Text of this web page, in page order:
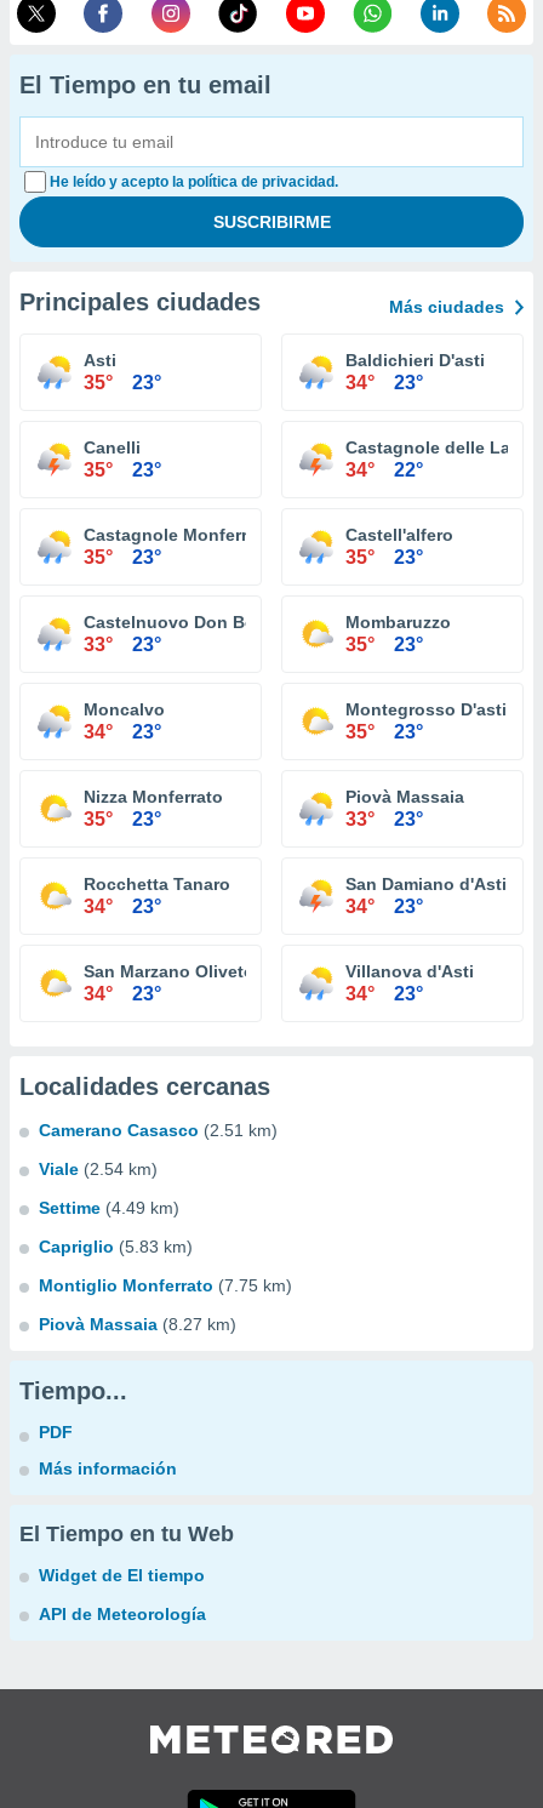
El Tiempo en tu email
He leído y acepto la política de privacidad.
Principales ciudades Más ciudades
Asti
35° 23°
Baldichieri D'asti
34° 23°
Canelli
35° 23°
Castagnole delle Lanze
34° 22°
Castagnole Monferrato
35° 23°
Castell'alfero
35° 23°
Castelnuovo Don Bosco
33° 23°
Mombaruzzo
35° 23°
Moncalvo
34° 23°
Montegrosso D'asti
35° 23°
Nizza Monferrato
35° 23°
Piovà Massaia
33° 23°
Rocchetta Tanaro
34° 23°
San Damiano d'Asti
34° 23°
San Marzano Oliveto
34° 23°
Villanova d'Asti
34° 23°
Localidades cercanas
Camerano Casasco (2.51 km)
Viale (2.54 km)
Settime (4.49 km)
Capriglio (5.83 km)
Montiglio Monferrato (7.75 km)
Piovà Massaia (8.27 km)
Tiempo...
PDF
Más información
El Tiempo en tu Web
Widget de El tiempo
API de Meteorología